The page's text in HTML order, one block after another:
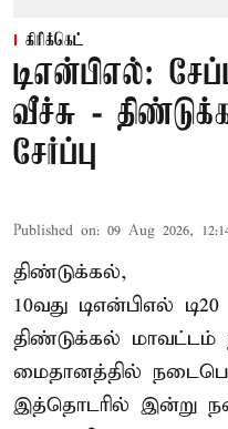
கிரிக்கெட்
டிஎன்பிஎல்:
வீச்சு -
சேர்ப்பு
Published on: 09 Aug 2026,
திண்டுக்கல்,
10வது டிஎன்பிஎல் டி20
திண்டுக்கல் மாவட்டம்
மைதானத்தில்
இத்தொடரில் இன்று